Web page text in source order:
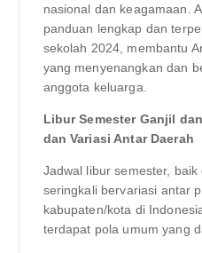
nasional dan keagamaan.
panduan lengkap dan
sekolah 2024, membantu
yang menyenangkan dan
anggota keluarga.
Libur Semester Ganjil
dan Variasi Antar Daerah
Jadwal libur semester, baik
seringkali bervariasi antar
kabupaten/kota di
terdapat pola umum yang